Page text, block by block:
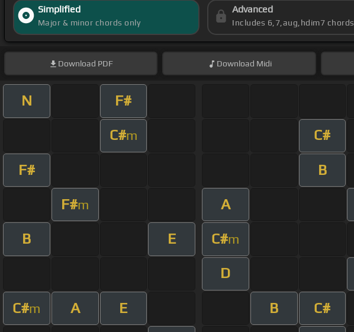
Simplified
Major & minor chords only
Advanced
Includes 6,7,aug,hdim7 chords
Download PDF Download Midi
N F#
C#m C#
F# B
F#m A
B E C#m
D
C#m A E B C#